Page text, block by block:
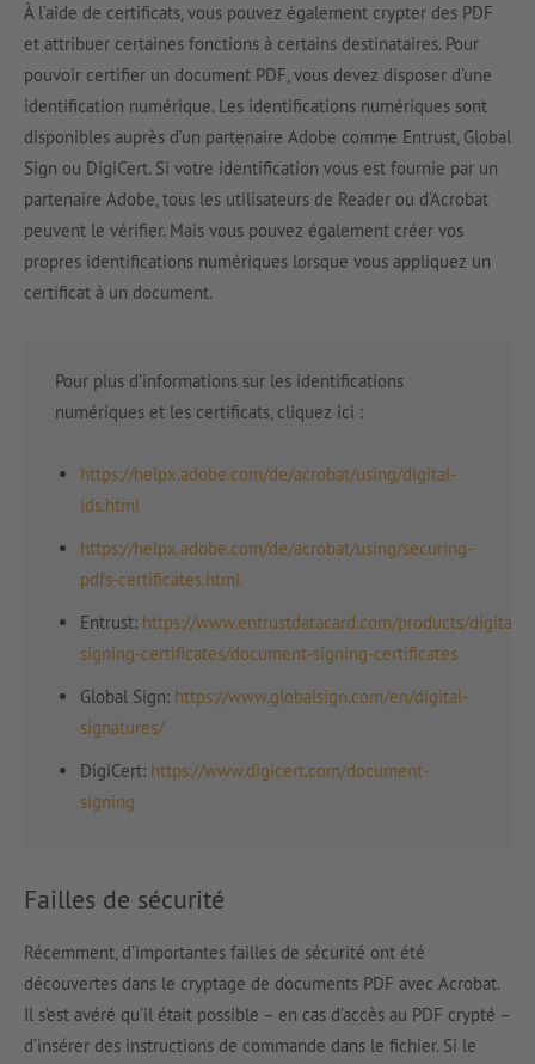
À l’aide de certificats, vous pouvez également crypter des PDF
et attribuer certaines fonctions à certains destinataires. Pour
pouvoir certifier un document PDF, vous devez disposer d’une
identification numérique. Les identifications numériques sont
disponibles auprès d’un partenaire Adobe comme Entrust, Global
Sign ou DigiCert. Si votre identification vous est fournie par un
partenaire Adobe, tous les utilisateurs de Reader ou d’Acrobat
peuvent le vérifier. Mais vous pouvez également créer vos
propres identifications numériques lorsque vous appliquez un
certificat à un document.
Pour plus d’informations sur les identifications
numériques et les certificats, cliquez ici :
https://helpx.adobe.com/de/acrobat/using/digital-
ids.html
https://helpx.adobe.com/de/acrobat/using/securing-
pdfs-certificates.html
Entrust: https://www.entrustdatacard.com/products/digital-
signing-certificates/document-signing-certificates
Global Sign: https://www.globalsign.com/en/digital-
signatures/
DigiCert: https://www.digicert.com/document-
signing
Failles de sécurité
Récemment, d’importantes failles de sécurité ont été
découvertes dans le cryptage de documents PDF avec Acrobat.
Il s’est avéré qu’il était possible – en cas d’accès au PDF crypté –
d’insérer des instructions de commande dans le fichier. Si le